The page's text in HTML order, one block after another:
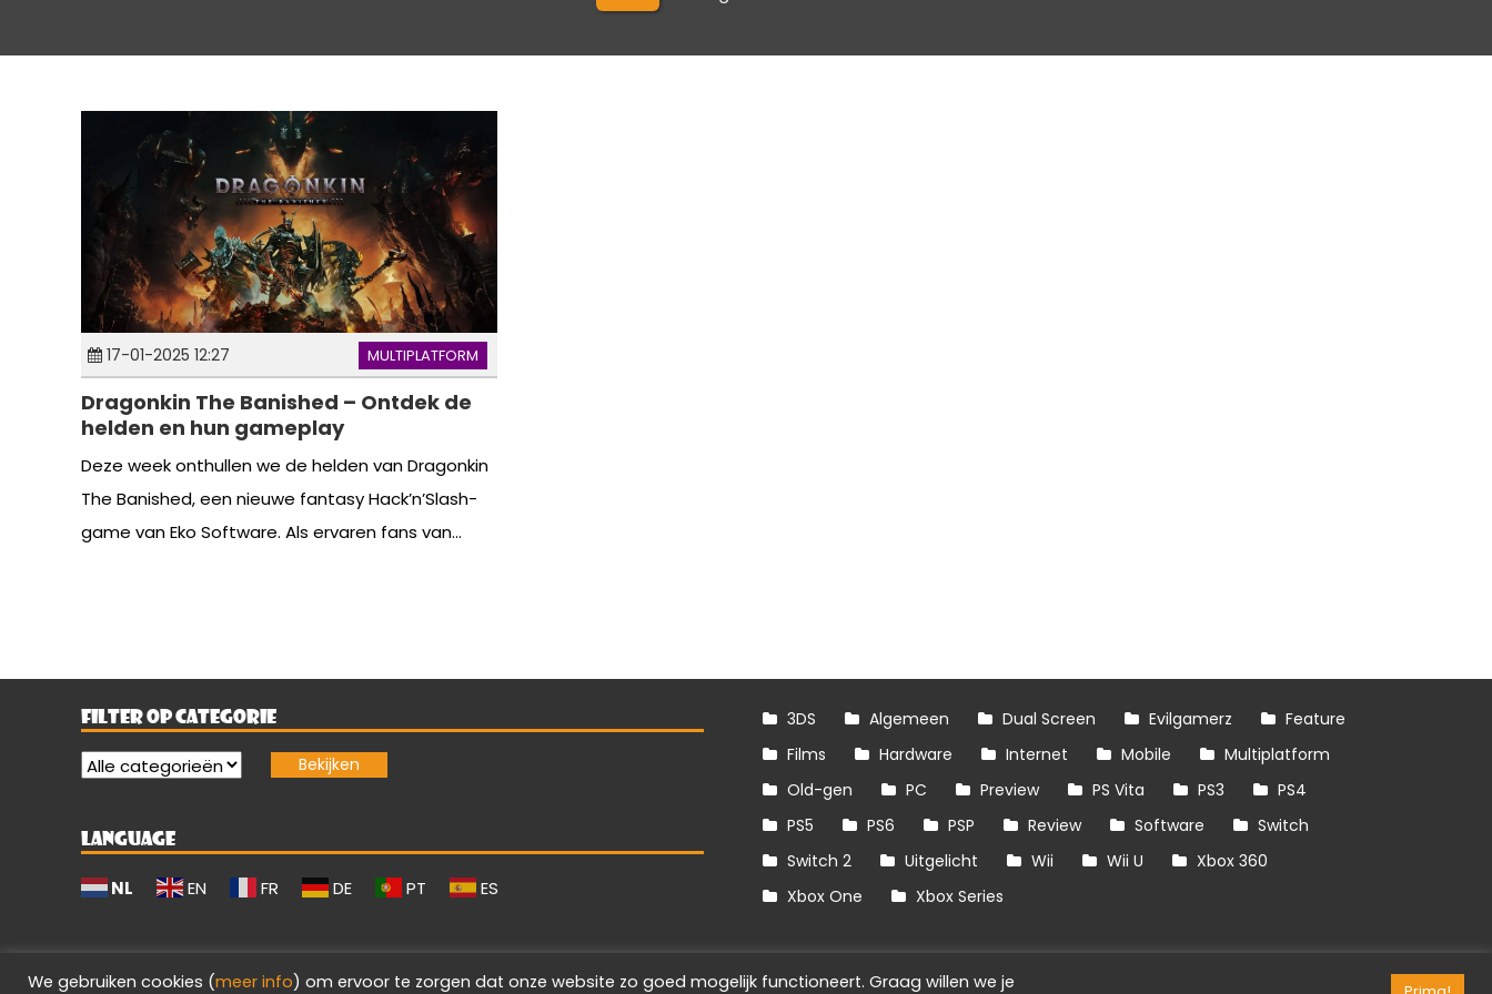
17-01-2025 12:27 MULTIPLATFORM
Dragonkin The Banished – Ontdek de
helden en hun gameplay
Deze week onthullen we de helden van Dragonkin
The Banished, een nieuwe fantasy Hack’n’Slash-
game van Eko Software. Als ervaren fans van...
FILTER OP CATEGORIE
LANGUAGE
NL EN FR DE PT ES
3DS Algemeen Dual Screen Evilgamerz
Feature
Films
Hardware Internet Mobile
Multiplatform
Old-gen
PC Preview PS Vita PS3
PS4
PS5
PS6 PSP Review Software
Switch
Switch 2
Uitgelicht Wii Wii U
Xbox 360
Xbox One
Xbox Series
We gebruiken cookies (meer info) om ervoor te zorgen dat onze website zo goed mogelijk functioneert. Graag willen we je